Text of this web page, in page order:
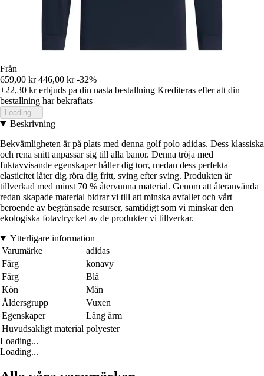
Från
659,00 kr 446,00 kr -32%
+22,30 krerbjuds pa din nasta bestallning Krediteras efter att din
bestallning har bekraftats
Loading...
Beskrivning
Bekvämligheten är på plats med denna golf polo adidas. Dess klassiska
och rena snitt anpassar sig till alla banor. Denna tröja med
fuktavvisande egenskaper håller dig torr, medan dess perfekta
elasticitet låter dig röra dig fritt, sving efter sving. Produkten är
tillverkad med minst 70 % återvunna material. Genom att återanvända
redan skapade material bidrar vi till att minska avfallet och vårt
beroende av begränsade resurser, samtidigt som vi minskar den
ekologiska fotavtrycket av de produkter vi tillverkar.
Ytterligare information
Varumärke
adidas
Färg
konavy
Färg
Blå
Kön
Män
Åldersgrupp
Vuxen
Egenskaper
Lång ärm
Huvudsakligt material polyester
Loading...
Loading...